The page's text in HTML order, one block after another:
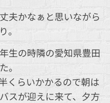
夫かなぁと思いながら
。
生の時隣の愛知県豊田
。
くらいかかるので朝は
スが迎えに来て、夕方